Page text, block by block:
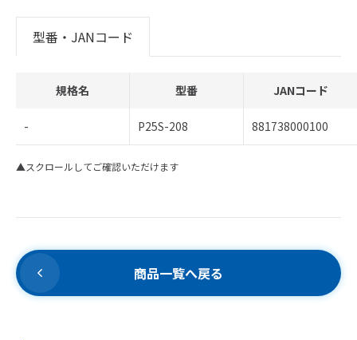
型番・JANコード
規格名 型番 JANコード
- P25S-208 881738000100
▲スクロールしてご確認いただけます
商品一覧へ戻る